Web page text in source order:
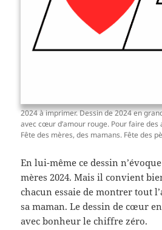
2024 à imprimer. Dessin de 2024 en
avec cœur d’amour rouge. Pour faire
Fête des mères, des mamans. Fête des
En lui-même ce dessin
mères 2024. Mais il convient
chacun essaie de montrer tout
sa maman. Le dessin de cœur
avec bonheur le chiffre zéro.